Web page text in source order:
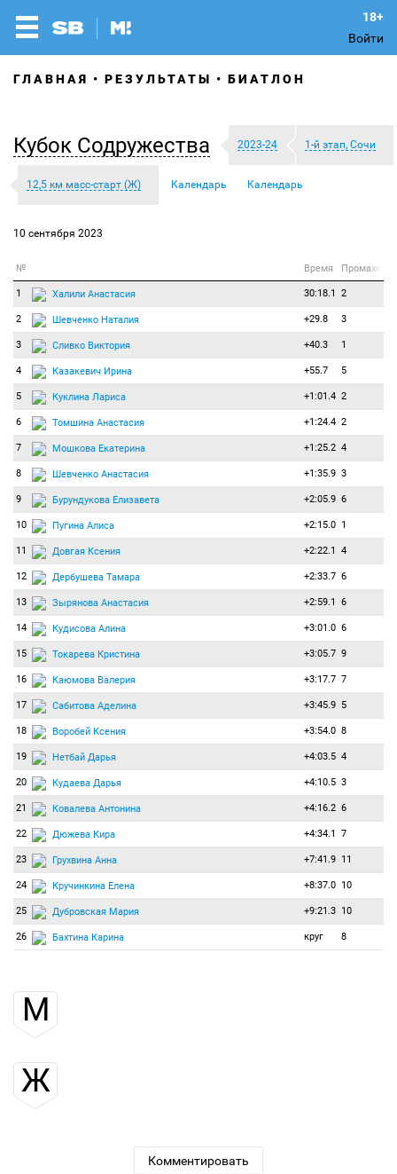
Войти
ГЛАВНАЯ РЕЗУЛЬТАТЫ БИАТЛОН
Кубок Содружества 2023-24 1-й этап, Сочи
12,5 км масс-старт (Ж) Календарь Календарь
10 сентября 2023
№ Время Промахи
1 Халили Анастасия 30:18.1 2
2 Шевченко Наталия +29.8 3
3 Сливко Виктория +40.3 1
4 Казакевич Ирина +55.7 5
5 Куклина Лариса +1:01.4 2
6 Томшина Анастасия +1:24.4 2
7 Мошкова Екатерина +1:25.2 4
8 Шевченко Анастасия +1:35.9 3
9 Бурундукова Елизавета +2:05.9 6
10 Пугина Алиса +2:15.0 1
11 Довгая Ксения +2:22.1 4
12 Дербушева Тамара +2:33.7 6
13 Зырянова Анастасия +2:59.1 6
14 Кудисова Алина +3:01.0 6
15 Токарева Кристина +3:05.7 9
16 Каюмова Валерия +3:17.7 7
17 Сабитова Аделина +3:45.9 5
18 Воробей Ксения +3:54.0 8
19 Нетбай Дарья +4:03.5 4
20 Кудаева Дарья +4:10.5 3
21 Ковалева Антонина +4:16.2 6
22 Дюжева Кира +4:34.1 7
23 Грухвина Анна +7:41.9 11
24 Кручинкина Елена +8:37.0 10
25 Дубровская Мария +9:21.3 10
26 Бахтина Карина круг 8
М
Ж
Комментировать